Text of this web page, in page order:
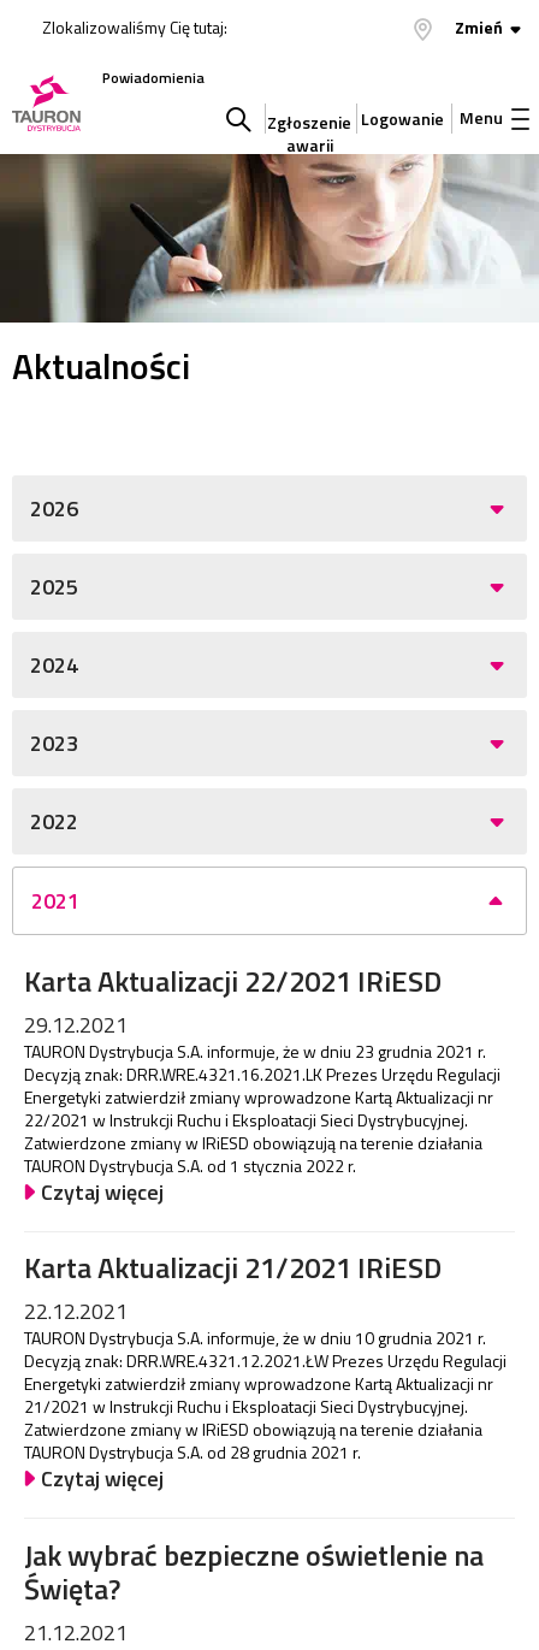
Zlokalizowaliśmy Cię tutaj: Zmień
Powiadomienia
Szukaj
w
serwisie
Zgłoszenie
awarii
Logowanie Menu
Aktualności
2026
2025
2024
2023
2022
2021
Karta Aktualizacji 22/2021 IRiESD
29.12.2021
TAURON Dystrybucja S.A. informuje, że w dniu 23 grudnia 2021 r.
Decyzją znak: DRR.WRE.4321.16.2021.LK Prezes Urzędu Regulacji
Energetyki zatwierdził zmiany wprowadzone Kartą Aktualizacji nr
22/2021 w Instrukcji Ruchu i Eksploatacji Sieci Dystrybucyjnej.
Zatwierdzone zmiany w IRiESD obowiązują na terenie działania
TAURON Dystrybucja S.A. od 1 stycznia 2022 r.
Czytaj więcej
Karta Aktualizacji 21/2021 IRiESD
22.12.2021
TAURON Dystrybucja S.A. informuje, że w dniu 10 grudnia 2021 r.
Decyzją znak: DRR.WRE.4321.12.2021.ŁW Prezes Urzędu Regulacji
Energetyki zatwierdził zmiany wprowadzone Kartą Aktualizacji nr
21/2021 w Instrukcji Ruchu i Eksploatacji Sieci Dystrybucyjnej.
Zatwierdzone zmiany w IRiESD obowiązują na terenie działania
TAURON Dystrybucja S.A. od 28 grudnia 2021 r.
Czytaj więcej
Jak wybrać bezpieczne oświetlenie na
Święta?
21.12.2021